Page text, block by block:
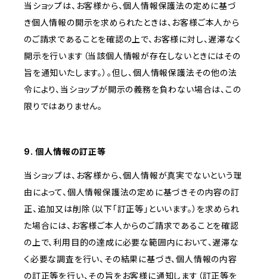
当ショップは、お客様から、個人情報保護法の定めに基づ
き個人情報の開示を求められたときは、お客様ご本人から
のご請求であることを確認の上で、お客様に対し、遅滞なく
開示を行います（当該個人情報が存在しないときにはその
旨を通知いたします。）。但し、個人情報保護法その他の法
令により、当ショップが開示の義務を負わない場合は、この
限りではありません。
9. 個人情報の訂正等
当ショップは、お客様から、個人情報が真実でないという理
由によって、個人情報保護法の定めに基づきその内容の訂
正、追加又は削除（以下「訂正等」といいます。）を求められ
た場合には、お客様ご本人からのご請求であることを確認
の上で、利用目的の達成に必要な範囲内において、遅滞な
く必要な調査を行い、その結果に基づき、個人情報の内容
の訂正等を行い、その旨をお客様に通知します（訂正等を